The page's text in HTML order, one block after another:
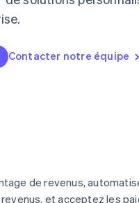
Contacter notre équipe
de revenus,
et acceptez les
English